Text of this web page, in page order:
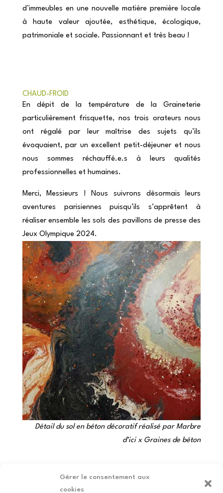
Gérer le consentement aux
cookies
d’immeubles en une nouvelle matière première locale
à haute valeur ajoutée, esthétique, écologique,
patrimoniale et sociale. Passionnant et très beau !
CHAUD-FROID
En dépit de la température de la Graineterie
particulièrement frisquette, nos trois orateurs nous
ont régalé par leur maîtrise des sujets qu’ils
évoquaient, par un excellent petit-déjeuner et nous
nous sommes réchauffé.e.s à leurs qualités
professionnelles et humaines.
Merci, Messieurs ! Nous suivrons désormais leurs
aventures parisiennes puisqu’ils s’apprêtent à
réaliser ensemble les sols des pavillons de presse des
Jeux Olympique 2024.
Détail du sol en béton décoratif réalisé par Marbre
d’ici x Graines de béton
Je veux venir petit-déjeuner au